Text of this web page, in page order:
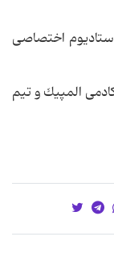
تیم برلین آلمان از ساعت 16 تا 17 (استادیوم اختصاصی
المپیك و تیم